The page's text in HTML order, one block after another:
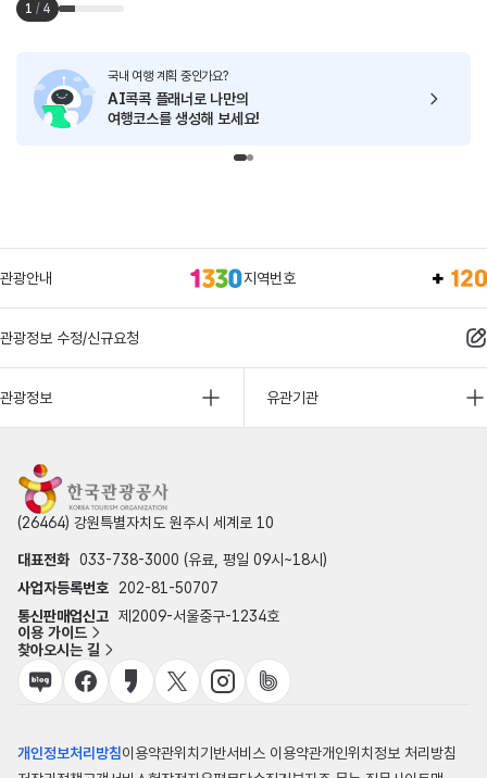
1 / 4
국내 여행 계획 중인가요?
AI콕콕 플래너로 나만의
여행코스를 생성해 보세요!
관광안내 지역번호
관광정보 수정/신규요청
관광정보 유관기관
(26464) 강원특별자치도 원주시 세계로 10
대표전화 033-738-3000 (유료, 평일 09시~18시)
사업자등록번호 202-81-50707
통신판매업신고 제2009-서울중구-1234호
이용 가이드
찾아오시는 길
개인정보처리방침이용약관위치기반서비스 이용약관개인위치정보 처리방침